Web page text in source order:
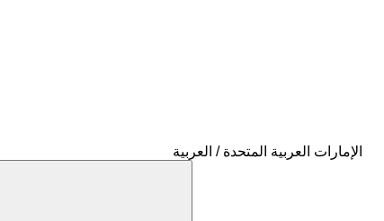
الإمارات العربية المتحدة / العربية